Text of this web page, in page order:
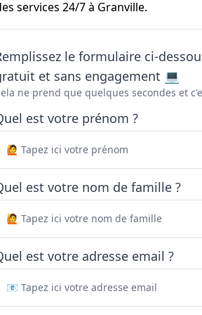
services 24/7 à Granville.
le formulaire ci-
et sans engagement 💻
ne prend que quelques secondes et
est votre prénom ?
est votre nom de famille ?
est votre adresse email ?